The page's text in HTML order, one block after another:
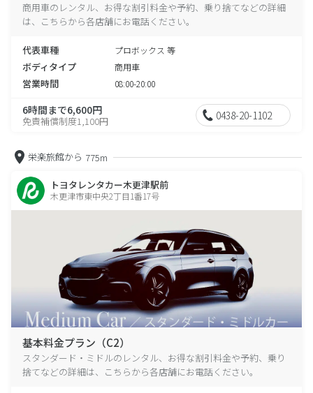
商用車のレンタル、お得な割引料金や予約、乗り捨てなどの詳細
は、こちらから各店舗にお電話ください。
代表車種 プロボックス 等
ボディタイプ 商用車
営業時間 08:00-20:00
6時間まで6,600円
免責補償制度1,100円 0438-20-1102
栄楽旅館から 775m
トヨタレンタカー木更津駅前
木更津市東中央2丁目1番17号
基本料金プラン（C2）
スタンダード・ミドルのレンタル、お得な割引料金や予約、乗り
捨てなどの詳細は、こちらから各店舗にお電話ください。